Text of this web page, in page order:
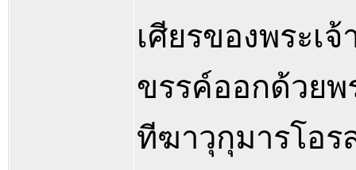
เศียรของพระเ
ขรรค์ออกด้วยพ
ทีฆาวุกุมารโอร